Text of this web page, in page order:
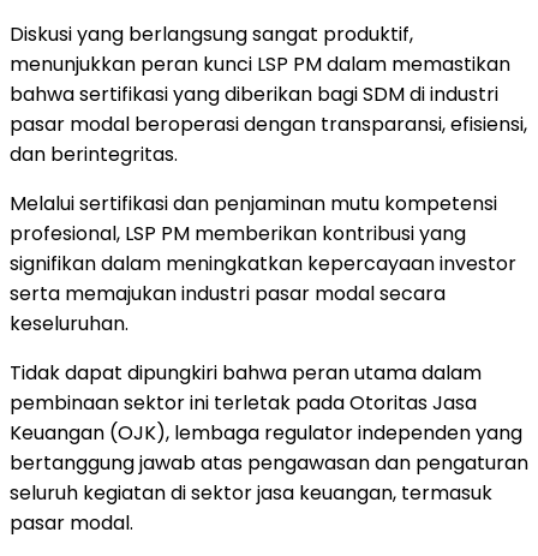
Diskusi yang berlangsung sangat produktif,
menunjukkan peran kunci LSP PM dalam memastikan
bahwa sertifikasi yang diberikan bagi SDM di industri
pasar modal beroperasi dengan transparansi, efisiensi,
dan berintegritas.
Melalui sertifikasi dan penjaminan mutu kompetensi
profesional, LSP PM memberikan kontribusi yang
signifikan dalam meningkatkan kepercayaan investor
serta memajukan industri pasar modal secara
keseluruhan.
Tidak dapat dipungkiri bahwa peran utama dalam
pembinaan sektor ini terletak pada Otoritas Jasa
Keuangan (OJK), lembaga regulator independen yang
bertanggung jawab atas pengawasan dan pengaturan
seluruh kegiatan di sektor jasa keuangan, termasuk
pasar modal.